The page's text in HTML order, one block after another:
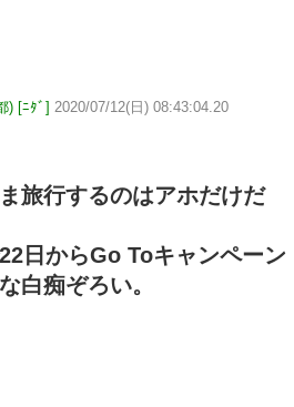
) [ﾆﾀﾞ] 2020/07/12(日) 08:43:04.20
旅行するのはアホだけだ
日からGo Toキャンペーン
白痴ぞろい。